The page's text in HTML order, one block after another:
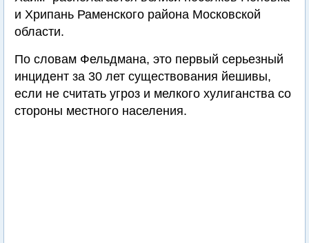
и Хрипань Раменского района Московской
области.
По словам Фельдмана, это первый серьезный
инцидент за 30 лет существования йешивы,
если не считать угроз и мелкого хулиганства со
стороны местного населения.